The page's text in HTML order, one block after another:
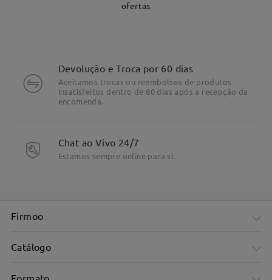
DETALHES DO PRODUTO
ofertas
Devolução e Troca por 60 dias
Aceitamos trocas ou reembolsos de produtos
insatisfeitos dentro de 60 dias após a recepção da
encomenda.
Chat ao Vivo 24/7
Estamos sempre online para si.
Firmoo
Catálogo
Formato